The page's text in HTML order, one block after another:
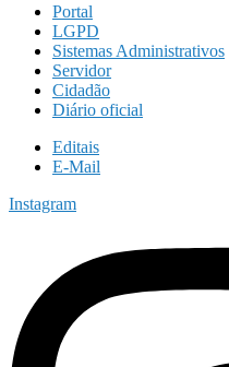
Portal
LGPD
Sistemas Administrativos
Servidor
Cidadão
Diário oficial
Editais
E-Mail
Instagram